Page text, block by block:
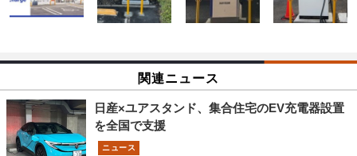
関連ニュース
日産×ユアスタンド、集合住宅のEV充電器設置
を全国で支援
ニュース